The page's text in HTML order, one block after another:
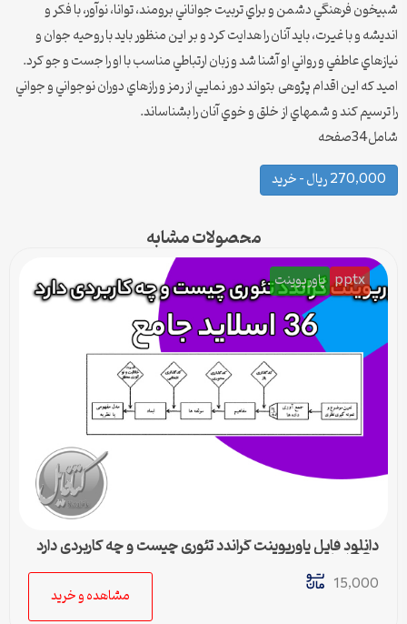
شبيخون فرهنگي دشمن و براي تربيت جواناني برومند، توانا، نوآور، با فكر و
انديشه و با غيرت، بايد آنان را هدايت كرد و بر اين منظور بايد با روحيه جوان و
نيازهاي عاطفي و رواني او آشنا شد و زبان ارتباطي مناسب با او را جست و جو كرد.
اميد كه اين اقدام پژوهی بتواند دور نمايي از رمز و رازهاي دوران نوجواني و جواني
را ترسيم كند و شمه‏اي از خلق و خوي آنان را بشناساند.
شامل34صفحه
270,000 ریال – خرید
محصولات مشابه
pptx پاورپوینت
دانلود فایل پاورپوینت گراندد تئوری چیست و چه کاربردی دارد
15,000
مشاهده و خرید